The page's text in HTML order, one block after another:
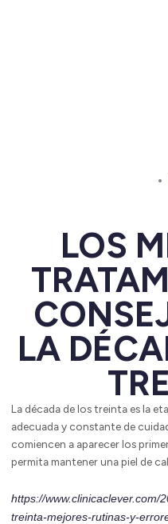
LOS
LA
La década de los treinta es la
adecuada y constante de
comiencen a aparecer los
permita mantener una piel de
https://www.clinicaclever.com/
treinta-mejores-rutinas-y-